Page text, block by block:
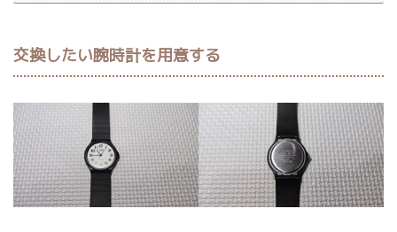
交換したい腕時計を用意する